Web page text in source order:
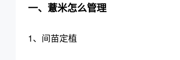
一、薏米怎么管理
1、间苗定植